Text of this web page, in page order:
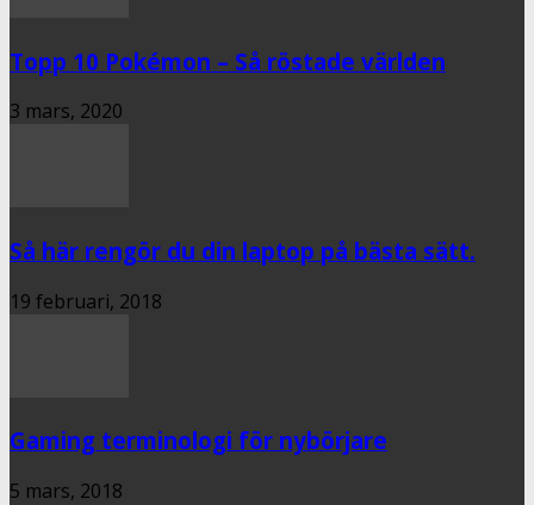
Topp 10 Pokémon – Så röstade världen
3 mars, 2020
Så här rengör du din laptop på bästa sätt.
19 februari, 2018
Gaming terminologi för nybörjare
5 mars, 2018